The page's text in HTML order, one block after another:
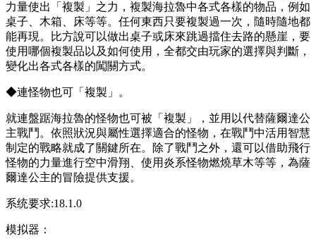
力量使出「複製」之力，複製海拉魯中各式各樣的物品，例如
桌子、木箱、床等等。任何東西只要複製過一次，隨時隨地都
能再現。比方說可以做出桌子或床來跳過擋住去路的懸崖，要
使用哪個複製品以及如何使用，全都交由玩家的選擇與判斷，
變化出各式各樣的闖關方式。
◆連怪物也可「複製」。
就連盤踞海拉魯的怪物也可被「複製」，並用以代替薩爾達公
主戰鬥。依照狀況與屬性選擇適合的怪物，在戰鬥中活用智慧
制定的戰略就成了關鍵所在。除了戰鬥之外，還可以借助飛行
怪物的力量進行空中滑翔、使用炎系怪物燃燒草木等等，為薩
爾達公主的冒險提供支援。
系统要求:18.1.0
模拟器：